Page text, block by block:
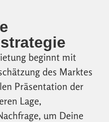
beginnt mit
des Marktes
Präsentation der
Lage,
um Deine